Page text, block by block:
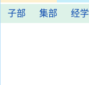
子部 集部 经学